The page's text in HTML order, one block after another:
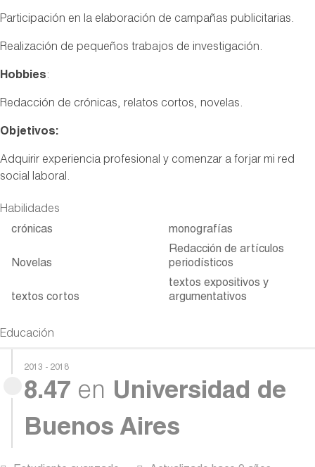
Participación en la elaboración de campañas publicitarias.
Realización de pequeños trabajos de investigación.
Hobbies:
Redacción de crónicas, relatos cortos, novelas.
Objetivos:
Adquirir experiencia profesional y comenzar a forjar mi red
social laboral.
Habilidades
crónicas
monografías
Novelas
Redacción de artículos
periodísticos
textos cortos
textos expositivos y
argumentativos
Educación
2013 - 2018
8.47 en Universidad de
Buenos Aires